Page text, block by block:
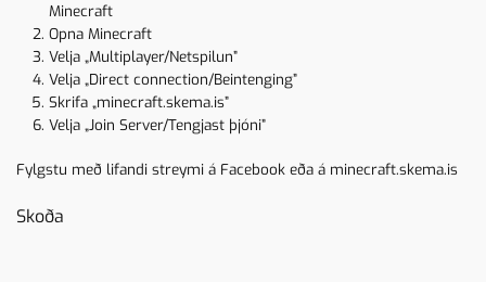
Minecraft
Opna Minecraft
Velja „Multiplayer/Netspilun”
Velja „Direct connection/Beintenging”
Skrifa „minecraft.skema.is”
Velja „Join Server/Tengjast þjóni”
Fylgstu með lifandi streymi á Facebook eða á minecraft.skema.is
Skoða